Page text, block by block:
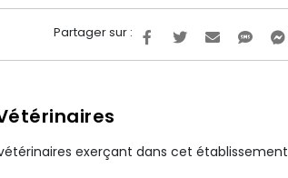
Partager sur :
exerçant dans cet établissement